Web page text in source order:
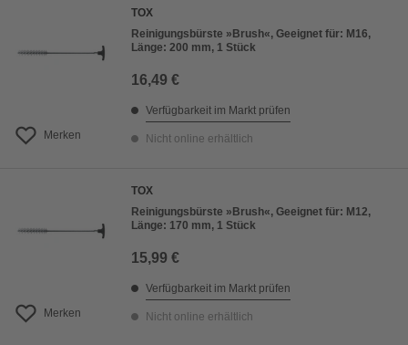
Merken
TOX
Reinigungsbürste »Brush«, Geeignet für: M16,
Länge: 200 mm, 1 Stück
16,49 €
Verfügbarkeit im Markt prüfen
Nicht online erhältlich
Merken
TOX
Reinigungsbürste »Brush«, Geeignet für: M12,
Länge: 170 mm, 1 Stück
15,99 €
Verfügbarkeit im Markt prüfen
Nicht online erhältlich